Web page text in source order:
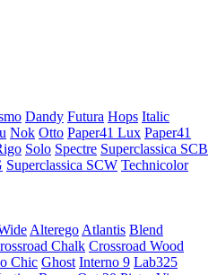
Dandy Futura Hops Italic
Nok Otto Paper41 Lux Paper41
Solo Spectre Superclassica SCB
Superclassica SCW Technicolor
Alterego Atlantis Blend
Chalk Crossroad Wood
Chic Ghost Interno 9 Lab325